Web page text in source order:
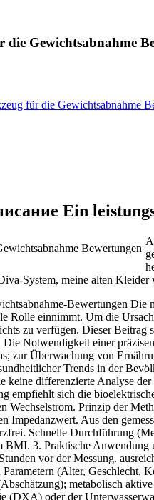
die Gewichtsabnahme
für die Gewichtsabnahme
Ein
meine alten
Rolle einnimmt. Um die
zu verfügen. Dieser
Die Notwendigkeit einer
zur Überwachung von
Trends in der
keine differenzierte Analyse
empfiehlt sich die
Wechselstrom. Prinzip der
Impedanzwert. Aus den
Schnelle Durchführung
3. Praktische Anwendung
vor der Messung.
(Alter,
metabolisch
(DXA) oder der